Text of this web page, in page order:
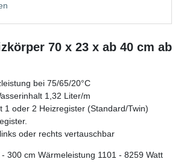
70 x 23 x ab 40 cm ab
bei 75/65/20°C
1,32 Liter/m
1 oder 2 Heizregister (Standard/Twin)
oder rechts vertauschbar
300 cm Wärmeleistung 1101 - 8259 Watt